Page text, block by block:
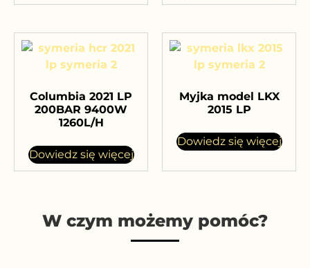
Columbia 2021 LP
200BAR 9400W
1260L/H
Dowiedz się więcej
Myjka model LKX
2015 LP
Dowiedz się więcej
W czym możemy pomóc?